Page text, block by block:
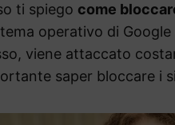
ti spiego come
operativo di
viene attaccato
saper bloccare i